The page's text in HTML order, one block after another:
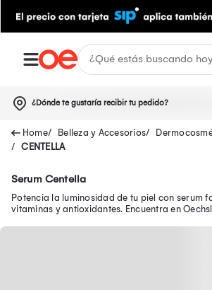
¿Dónde te gustaría recibir tu pedido?
Belleza y Accesorios
CENTELLA
Serum Centella
Potencia la luminosidad de tu piel con serum
vitaminas y antioxidantes. Encuentra en